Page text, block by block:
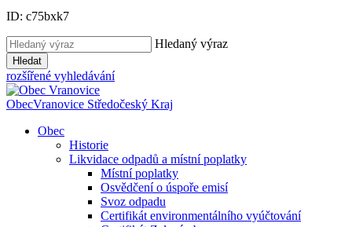
ID: c75bxk7
Hledaný výraz
Hledat
rozšířené vyhledávání
ObecVranovice Středočeský Kraj
Obec
Historie
Likvidace odpadů a místní poplatky
Místní poplatky
Osvědčení o úspoře emisí
Svoz odpadu
Certifikát environmentálního vyúčtování